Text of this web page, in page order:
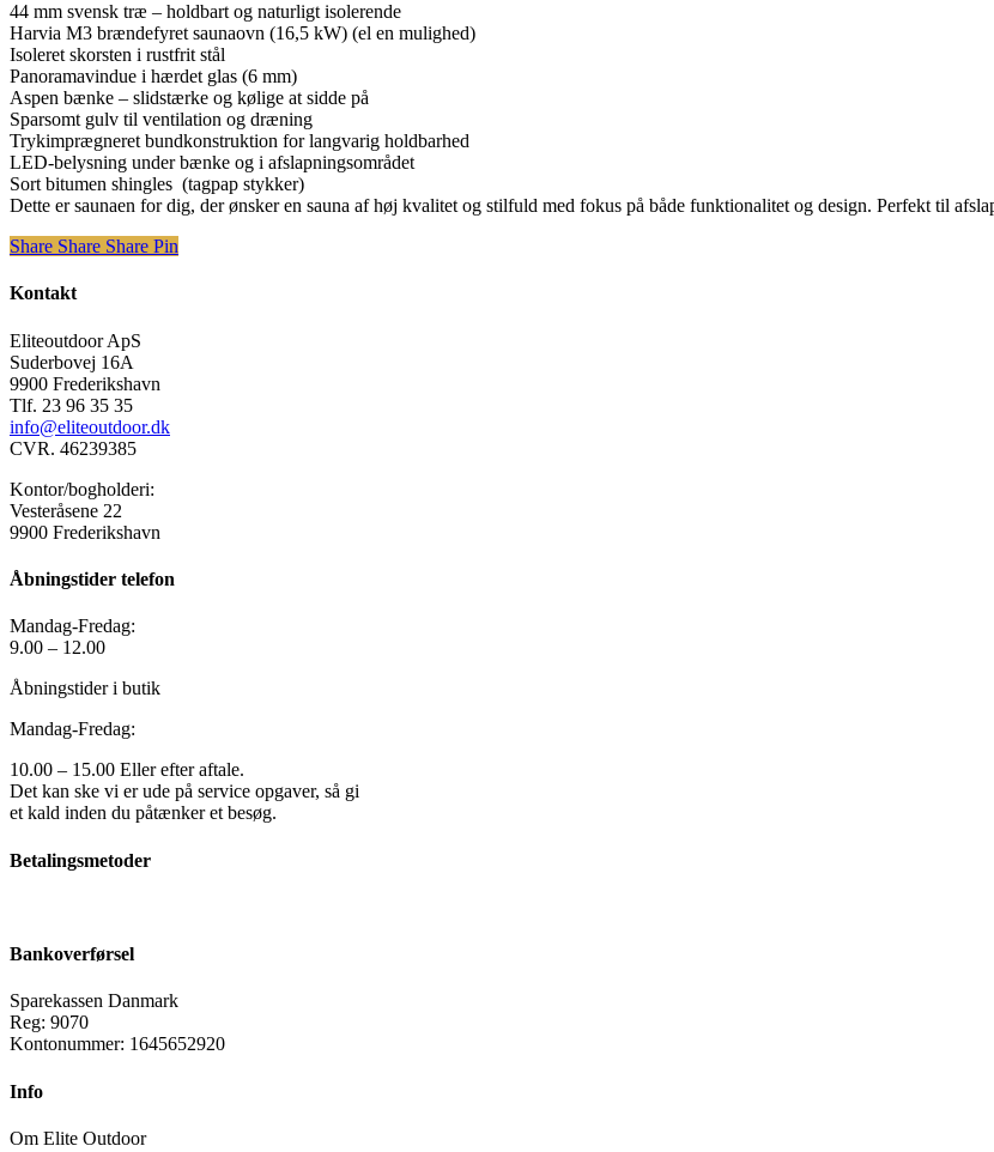
44 mm svensk træ – holdbart og naturligt isolerende
Harvia M3 brændefyret saunaovn (16,5 kW) (el en mulighed)
Isoleret skorsten i rustfrit stål
Panoramavindue i hærdet glas (6 mm)
Aspen bænke – slidstærke og kølige at sidde på
Sparsomt gulv til ventilation og dræning
Trykimprægneret bundkonstruktion for langvarig holdbarhed
LED-belysning under bænke og i afslapningsområdet
Sort bitumen shingles (tagpap stykker)
Dette er saunaen for dig, der ønsker en sauna af høj kvalitet og stilfuld med fokus på både funktionalitet og design. Perfekt til
Share
Share Share Share Pin
Kontakt
Eliteoutdoor ApS
Suderbovej 16A
9900 Frederikshavn
Tlf. 23 96 35 35
info@eliteoutdoor.dk
CVR. 46239385
Kontor/bogholderi:
Vesteråsene 22
9900 Frederikshavn
Åbningstider telefon
Mandag-Fredag:
9.00 – 12.00
Åbningstider i butik
Mandag-Fredag:
10.00 – 15.00 Eller efter aftale.
Det kan ske vi er ude på service opgaver, så gi
et kald inden du påtænker et besøg.
Betalingsmetoder
Bankoverførsel
Sparekassen Danmark
Reg: 9070
Kontonummer: 1645652920
Info
Om Elite Outdoor